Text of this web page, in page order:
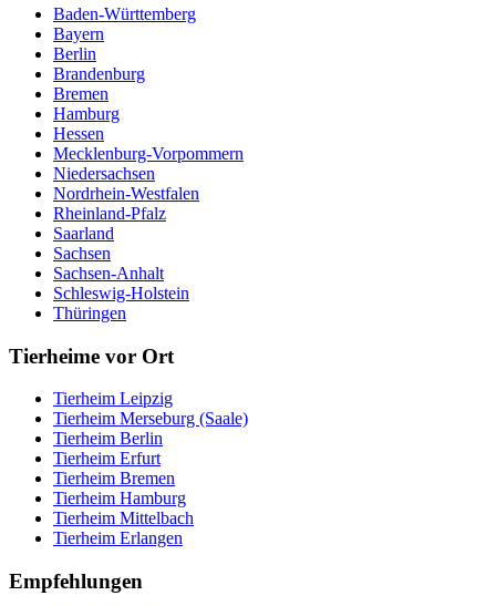
Baden-Württemberg
Bayern
Berlin
Brandenburg
Bremen
Hamburg
Hessen
Mecklenburg-Vorpommern
Niedersachsen
Nordrhein-Westfalen
Rheinland-Pfalz
Saarland
Sachsen
Sachsen-Anhalt
Schleswig-Holstein
Thüringen
Tierheime vor Ort
Tierheim Leipzig
Tierheim Merseburg (Saale)
Tierheim Berlin
Tierheim Erfurt
Tierheim Bremen
Tierheim Hamburg
Tierheim Mittelbach
Tierheim Erlangen
Empfehlungen